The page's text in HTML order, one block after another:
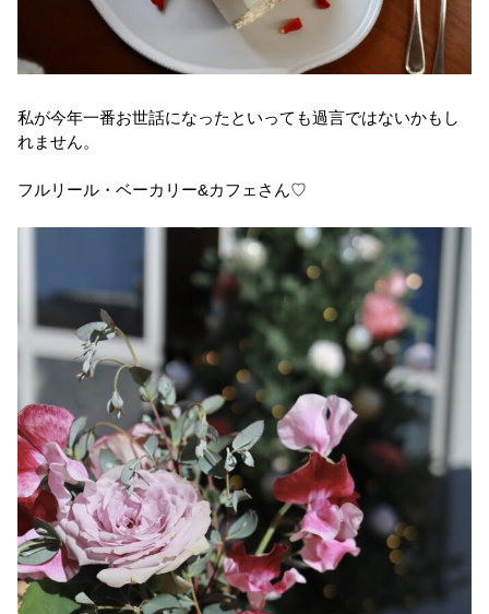
私が今年一番お世話になったといっても過言ではないかもし
れません。
フルリール・ベーカリー&カフェさん♡